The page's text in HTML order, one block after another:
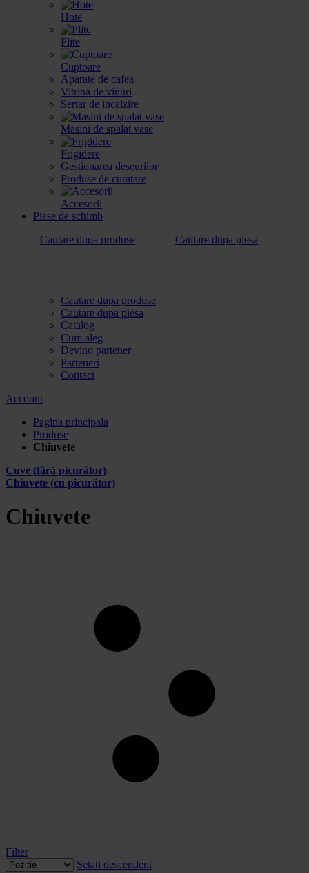
Hote
Plite
Cuptoare
Aparate de cafea
Vitrina de vinuri
Sertar de incalzire
Masini de spalat vase
Frigidere
Gestionarea deseurilor
Produse de curatare
Accesorii
Piese de schimb
Cautare dupa produse
Cautare dupa piesa
Cautare dupa produse
Cautare dupa piesa
Catalog
Cum aleg
Devino partener
Parteneri
Contact
Account
Pagina principala
Produse
Chiuvete
Cuve (fără picurător)
Chiuvete (cu picurător)
Chiuvete
Filter
Setati descendent